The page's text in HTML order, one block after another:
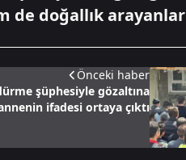
de doğallık
Önceki haber
şüphesiyle gözaltına
ifadesi ortaya çıktı